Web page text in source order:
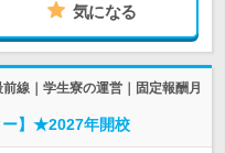
気になる
線｜学生寮の運営｜固定報酬月
ー】★2027年開校